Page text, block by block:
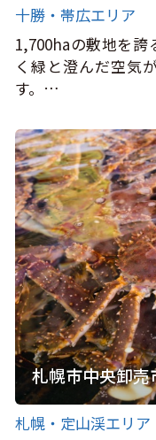
十勝・帯広エリア
1,700haの敷地を
く緑と澄んだ空気
す。…
札幌市中央卸売
札幌・定山渓エリア